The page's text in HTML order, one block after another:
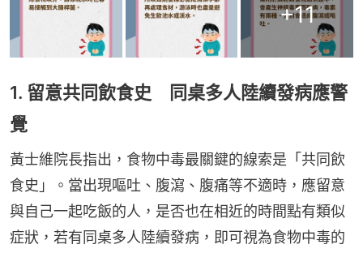
+11
1. 留意共同飲食史 同桌多人陸續發病應警
覺
黃士維院長指出，食物中毒最關鍵的線索是「共同飲
食史」。當出現嘔吐、腹瀉、腹痛等不適時，應留意
與自己一起吃飯的人，是否也在相近的時間點有類似
症狀，若有同桌多人陸續發病，即可視為食物中毒的